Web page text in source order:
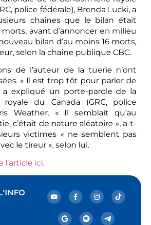
police fédérale), Brenda Lucki, a
chaînes que le bilan était
morts, avant d’annoncer en milieu
bilan d’au moins 16 morts,
selon la chaîne publique CBC.
de l’auteur de la tuerie n’ont
« Il est trop tôt pour parler de
a expliqué un porte-parole de la
royale du Canada (GRC, police
Weather. « Il semblait qu’au
c’était de nature aléatoire », a-t-
victimes « ne semblent pas
le tireur », selon lui.
l’article ici.